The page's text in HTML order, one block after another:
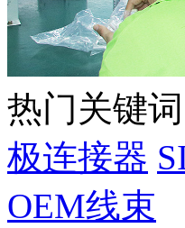
热门关键词
极连接器
OEM线束